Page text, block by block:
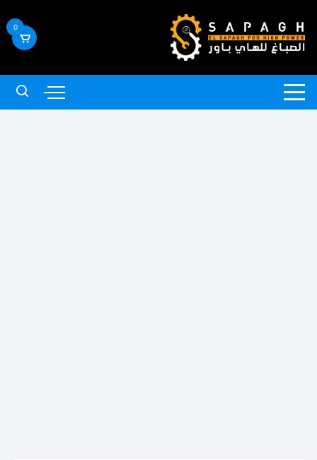
إلى
المحتوى
0